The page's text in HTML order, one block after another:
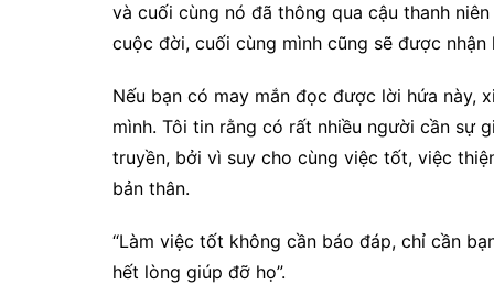
và cuối cùng nó đã thông qua cậu thanh
cuộc đời, cuối cùng mình cũng sẽ được nhận
Nếu bạn có may mắn đọc được lời hứa này,
mình. Tôi tin rằng có rất nhiều người cần sự
truyền, bởi vì suy cho cùng việc tốt, việc
bản thân.
“Làm việc tốt không cần báo đáp, chỉ cần
hết lòng giúp đỡ họ”.